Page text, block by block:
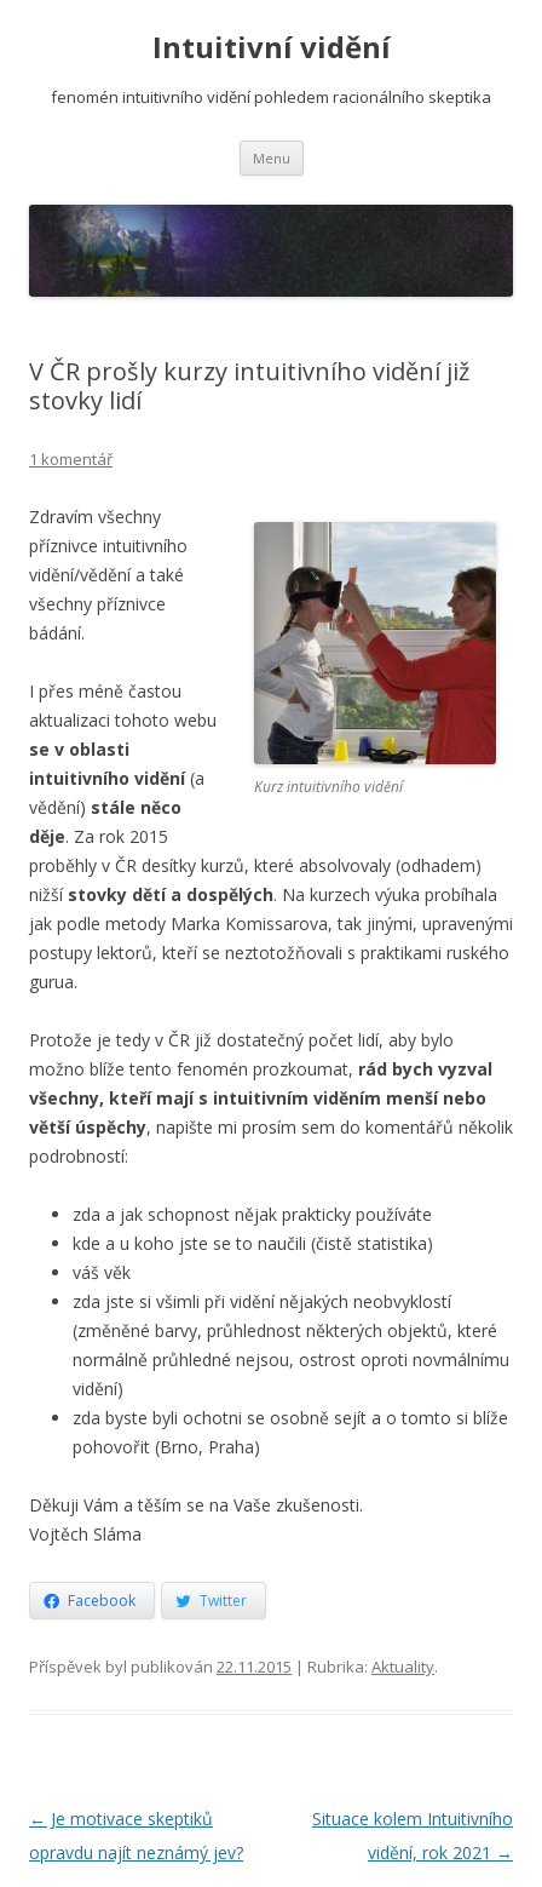
Intuitivní vidění
fenomén intuitivního vidění pohledem racionálního skeptika
Menu Přejít
obsahu
webu
V ČR prošly kurzy intuitivního vidění již
stovky lidí
1 komentář
Kurz intuitivního vidění
Zdravím všechny
příznivce intuitivního
vidění/vědění a také
všechny příznivce
bádání.
I přes méně častou
aktualizaci tohoto webu
se v oblasti
intuitivního vidění(a
vědění) stále něco
děje. Za rok 2015
proběhly v ČR desítky kurzů, které absolvovaly (odhadem)
nižší stovky dětí a dospělých. Na kurzech výuka probíhala
jak podle metody Marka Komissarova, tak jinými, upravenými
postupy lektorů, kteří se neztotožňovali s praktikami ruského
gurua.
Protože je tedy v ČR již dostatečný počet lidí, aby bylo
možno blíže tento fenomén prozkoumat, rád bych vyzval
všechny, kteří mají s intuitivním viděním menší nebo
větší úspěchy, napište mi prosím sem do komentářů několik
podrobností:
zda a jak schopnost nějak prakticky používáte
kde a u koho jste se to naučili (čistě statistika)
váš věk
zda jste si všimli při vidění nějakých neobvyklostí
(změněné barvy, průhlednost některých objektů, které
normálně průhledné nejsou, ostrost oproti novmálnímu
vidění)
zda byste byli ochotni se osobně sejít a o tomto si blíže
pohovořit (Brno, Praha)
Děkuji Vám a těším se na Vaše zkušenosti.
Vojtěch Sláma
Facebook Twitter
Příspěvek byl publikován 22.11.2015 | Rubrika: Aktuality.
Navigace
pro
← Je motivace skeptiků
opravdu najít neznámý jev?
Situace kolem Intuitivního
vidění, rok 2021 →